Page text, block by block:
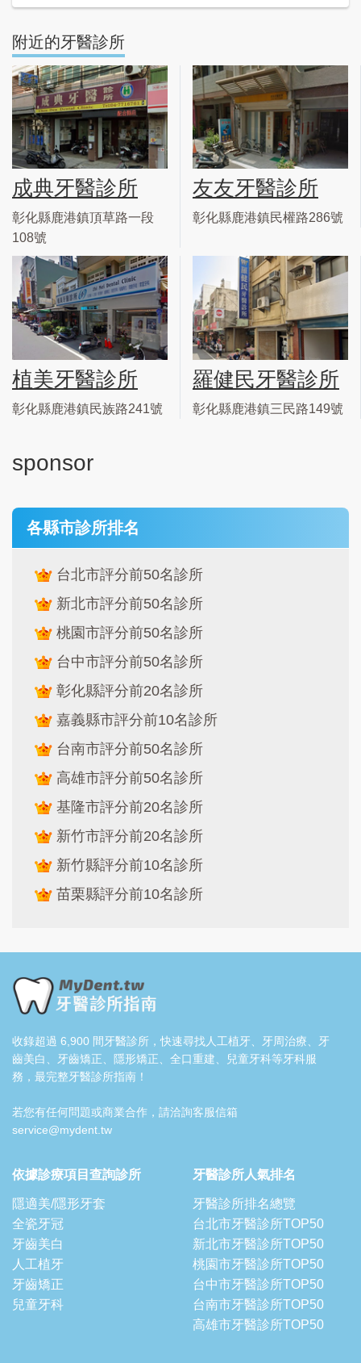
附近的牙醫診所
成典牙醫診所
彰化縣鹿港鎮頂草路一段
108號
友友牙醫診所
彰化縣鹿港鎮民權路286號
植美牙醫診所
彰化縣鹿港鎮民族路241號
羅健民牙醫診所
彰化縣鹿港鎮三民路149號
sponsor
各縣市診所排名
台北市評分前50名診所
新北市評分前50名診所
桃園市評分前50名診所
台中市評分前50名診所
彰化縣評分前20名診所
嘉義縣市評分前10名診所
台南市評分前50名診所
高雄市評分前50名診所
基隆市評分前20名診所
新竹市評分前20名診所
新竹縣評分前10名診所
苗栗縣評分前10名診所
收錄超過 6,900 間牙醫診所，快速尋找人工植牙、牙周治療、牙
齒美白、牙齒矯正、隱形矯正、全口重建、兒童牙科等牙科服
務，最完整牙醫診所指南！
若您有任何問題或商業合作，請洽詢客服信箱
service@mydent.tw
依據診療項目查詢診所
隱適美/隱形牙套
全瓷牙冠
牙齒美白
人工植牙
牙齒矯正
兒童牙科
牙醫診所人氣排名
牙醫診所排名總覽
台北市牙醫診所TOP50
新北市牙醫診所TOP50
桃園市牙醫診所TOP50
台中市牙醫診所TOP50
台南市牙醫診所TOP50
高雄市牙醫診所TOP50